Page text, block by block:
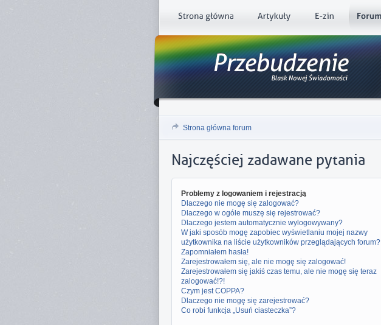
Strona główna forum
Najczęściej zadawane pytania
Problemy z logowaniem i rejestracją
Dlaczego nie mogę się zalogować?
Dlaczego w ogóle muszę się rejestrować?
Dlaczego jestem automatycznie wylogowywany?
W jaki sposób mogę zapobiec wyświetlaniu mojej nazwy
użytkownika na liście użytkowników przeglądających forum?
Zapomniałem hasła!
Zarejestrowałem się, ale nie mogę się zalogować!
Zarejestrowałem się jakiś czas temu, ale nie mogę się teraz
zalogować!?!
Czym jest COPPA?
Dlaczego nie mogę się zarejestrować?
Co robi funkcja „Usuń ciasteczka”?